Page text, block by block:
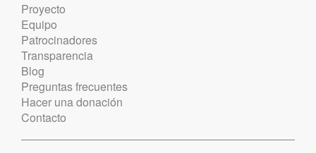
Proyecto
Equipo
Patrocinadores
Transparencia
Blog
Preguntas frecuentes
Hacer una donación
Contacto